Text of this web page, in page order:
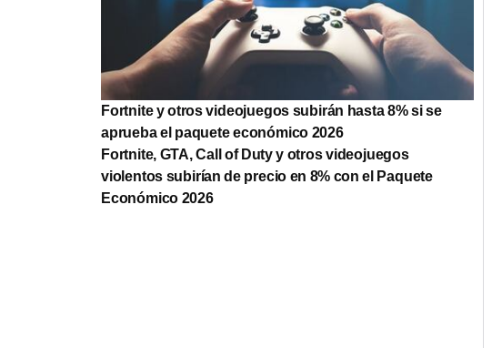
Fortnite y otros videojuegos subirán hasta 8% si se
aprueba el paquete económico 2026
Fortnite, GTA, Call of Duty y otros videojuegos
violentos subirían de precio en 8% con el Paquete
Económico 2026